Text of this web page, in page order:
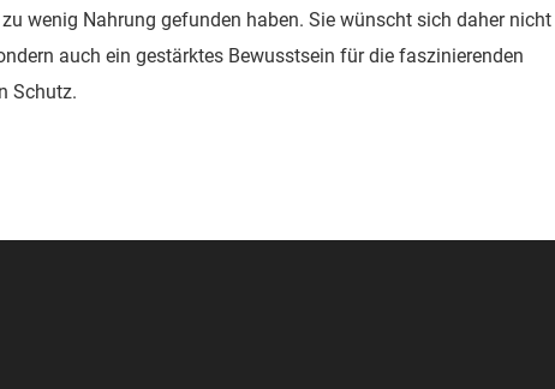
wenig Nahrung gefunden haben. Sie wünscht sich daher
auch ein gestärktes Bewusstsein für die faszinierenden
Schutz.